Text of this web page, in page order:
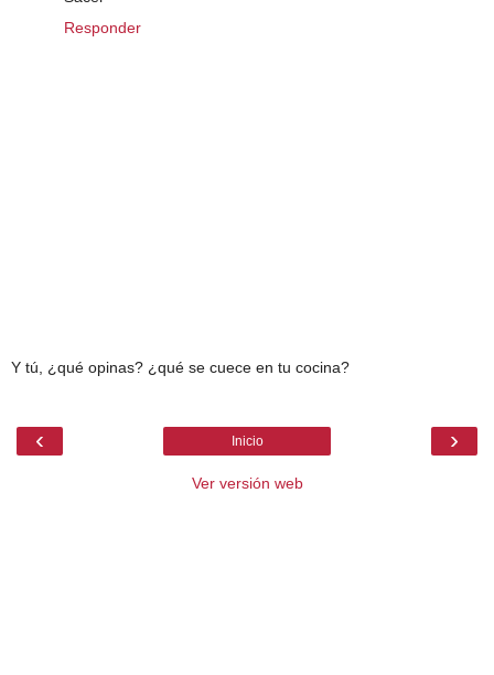
Responder
Y tú, ¿qué opinas? ¿qué se cuece en tu cocina?
‹ ›
Inicio
Ver versión web